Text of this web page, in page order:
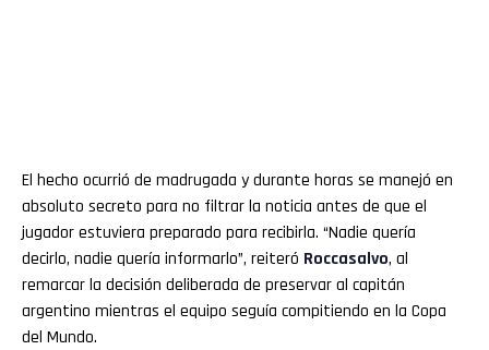
El hecho ocurrió de madrugada y durante horas se manejó en
absoluto secreto para no filtrar la noticia antes de que el
jugador estuviera preparado para recibirla. “Nadie quería
decirlo, nadie quería informarlo”, reiteró Roccasalvo, al
remarcar la decisión deliberada de preservar al capitán
argentino mientras el equipo seguía compitiendo en la Copa
del Mundo.